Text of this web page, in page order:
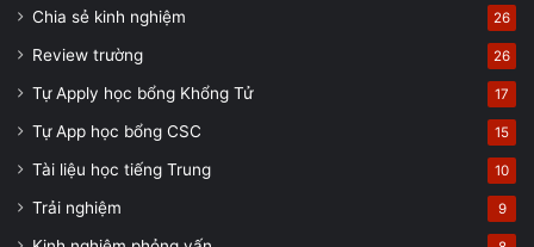
Chia sẻ kinh nghiệm 26
Review trường 26
Tự Apply học bổng Khổng Tử 17
Tự App học bổng CSC 15
Tài liệu học tiếng Trung 10
Trải nghiệm 9